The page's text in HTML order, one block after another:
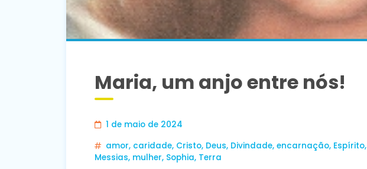
Maria, um anjo entre nós!
1 de maio de 2024
amor, caridade, Cristo, Deus, Divindade, encarnação, Espírito,
Messias, mulher, Sophia, Terra